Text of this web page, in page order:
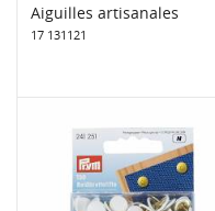
Aiguilles artisanales
17 131121